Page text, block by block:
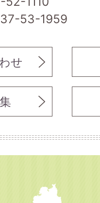
53-1959
せ